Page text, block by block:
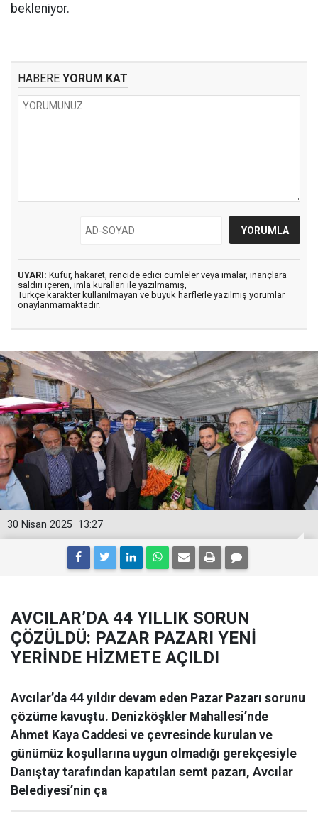
bekleniyor.
HABERE YORUM KAT
UYARI: Küfür, hakaret, rencide edici cümleler veya imalar, inançlara
saldırı içeren, imla kuralları ile yazılmamış,
Türkçe karakter kullanılmayan ve büyük harflerle yazılmış yorumlar
onaylanmamaktadır.
13:27
30 Nisan 2025
AVCILAR’DA 44 YILLIK SORUN
ÇÖZÜLDÜ: PAZAR PAZARI YENİ
YERİNDE HİZMETE AÇILDI
Avcılar’da 44 yıldır devam eden Pazar Pazarı sorunu
çözüme kavuştu. Denizköşkler Mahallesi’nde
Ahmet Kaya Caddesi ve çevresinde kurulan ve
günümüz koşullarına uygun olmadığı gerekçesiyle
Danıştay tarafından kapatılan semt pazarı, Avcılar
Belediyesi’nin ça